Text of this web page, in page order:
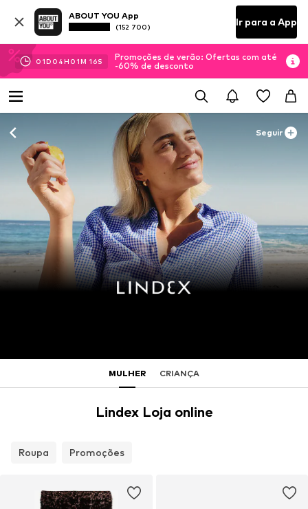
ABOUT YOU App
(152 700) Ir para a App
01D 04H 01M 14S
Promoções de verão: Ofertas com até
-60% de desconto
Seguir
MULHER CRIANÇA
Lindex Loja online
Roupa Promoções